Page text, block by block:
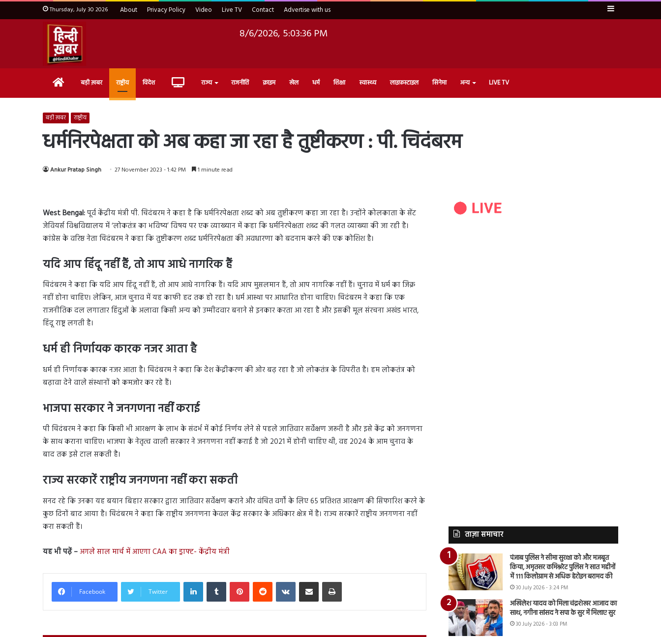
Thursday, July 30 2026 About Privacy Policy Video Live TV Contact Advertise with us Sidebar
8/6/2026, 5:03:38 PM
Home बड़ी ख़बर राष्ट्रीय विदेश Live राज्य राजनीति क्राइम खेल धर्म शिक्षा स्वास्थ्य लाइफ़स्टाइल सिनेमा अन्य LIVE TV
बड़ी ख़बर राष्ट्रीय
धर्मनिरपेक्षता को अब कहा जा रहा है तुष्टीकरण : पी. चिदंबरम
Ankur Pratap Singh 27 November 2023 - 1:42 PM 1 minute read
WestBengal:पूर्व केंद्रीय मंत्री पी. चिदंबरम ने कहा है कि धर्मनिरपेक्षता शब्द को अब तुष्टीकरण कहा जा रहा है। उन्होंने कोलकाता के सेंट
जेवियर्स विश्वविद्यालय में ‘लोकतंत्र का भविष्य’ विषय पर एक व्याख्यान में कहा कि धर्मनिरपेक्षता शब्द की गलत व्याख्या की जा रही है।
कांग्रेस के वरिष्ठ नेता चिदंबरम ने कहा कि तुष्टीकरण शब्द धर्मनिरपेक्षता की अवधारणा को बदनाम करने की एक कोशिश है।
यदि आप हिंदू नहीं हैं, तो आप आधे नागरिक हैं
चिदंबरम ने कहा कि यदि आप हिंदू नहीं हैं, तो आप आधे नागरिक हैं। यदि आप मुसलमान हैं, तो आप नागरिक नहीं हैं। चुनाव में धर्म का जिक्र
नहीं होना चाहिए। लेकिन, आज चुनाव में यह काफी हद तक हो रहा है। धर्म आस्था पर आधारित होना चाहिए। चिदंबरम ने कहा कि एक
राजनीतिक दल लगातार हिंदुओं के अलावा किसी अन्य को उम्मीदवार बनाने से इनकार करता आ रहा है और इसकी मूल संरचना अखंड भारत,
हिंदू राष्ट्र लगती है।
धर्म ही निर्णायक कारक नजर आता है
धर्म ही निर्णायक कारक नजर आता है। चिदंबरम ने कहा कि देश केंद्रीकरण की ओर बढ़ रहा है जो लोकतंत्र के विपरीत है। हम लोकतंत्र को
बढ़ावा देने वाले संस्थानों को कमजोर कर रहे हैं।
भाजपा सरकार ने जनगणना नहीं कराई
पी चिदंबरम ने कहा कि किसी भी आरक्षण के लाभ के संदर्भ में कोई निर्णय लेने से पहले जातिवार सर्वेक्षण जरूरी है और इसे केंद्र को जनगणना
के साथ कराना चाहिए। भाजपा के नेतृत्व वाली सरकार ने जनगणना नहीं कराई है जो 2021 में होनी चाहिए थी, वह 2024 के आम चुनाव के
बाद तक इसे टाल सकती है।
राज्य सरकारें राष्ट्रीय जनगणना नहीं करा सकती
सनद रहे कि उनका यह बयान बिहार सरकार द्वारा जातिवार सर्वेक्षण कराने और वंचित वर्गों के लिए 65 प्रतिशत आरक्षण की सिफारिश करने के
कुछ दिनों बाद आया है। चिदंबरम ने कहा कि राष्ट्रीय जनगणना केवल केंद्र सरकार के अधिकार क्षेत्र में है। राज्य सरकारें राष्ट्रीय जनगणना नहीं
करा सकती हैं।
यह भी पढ़ें –अगले साल मार्च में आएगा CAA का ड्राफ्ट- केंद्रीय मंत्री
Facebook Twitter
LinkedInTumblr PinterestReddit VKontakteShare via Email Print
ताज़ा समाचार
पंजाब पुलिस ने सीमा सुरक्षा को और मजबूत
किया, अमृतसर कमिश्नरेट पुलिस ने सात महीनों
में 111 किलोग्राम से अधिक हेरोइन बरामद की
30 July 2026 - 3:24 PM
अखिलेश यादव को मिला चंद्रशेखर आजाद का
साथ, नगीना सांसद ने सपा के सुर में मिलाए सुर
30 July 2026 - 3:03 PM